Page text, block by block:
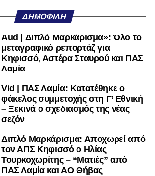
Twitterκαι στοInstagram
dt όλα τα νέα.
ΔΗΜΟΦΙΛΉ
Aud | Διπλό Μαρκάρισμα»: Όλο το
μεταγραφικό ρεπορτάζ για
Κηφισσό, Αστέρα Σταυρού και ΠΑΣ
Λαμία
Vid | ΠΑΣ Λαμία: Κατατέθηκε ο
φάκελος συμμετοχής στη Γ’ Εθνική
– Ξεκινά ο σχεδιασμός της νέας
σεζόν
Διπλό Μαρκάρισμα: Αποχωρεί από
τον ΑΠΣ Κηφισσό ο Ηλίας
Τουρκοχωρίτης – “Ματιές” από
ΠΑΣ Λαμία και ΑΟ Θήβας